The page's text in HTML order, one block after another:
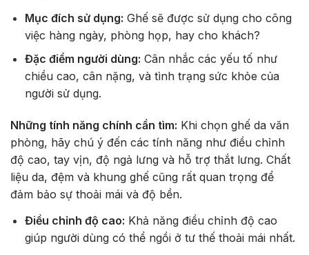
Mục đích sử dụng: Ghế sẽ được sử dụng cho công
việc hàng ngày, phòng họp, hay cho khách?
Đặc điểm người dùng: Cân nhắc các yếu tố như
chiều cao, cân nặng, và tình trạng sức khỏe của
người sử dụng.
Những tính năng chính cần tìm: Khi chọn ghế da văn
phòng, hãy chú ý đến các tính năng như điều chỉnh
độ cao, tay vịn, độ ngả lưng và hỗ trợ thắt lưng. Chất
liệu da, đệm và khung ghế cũng rất quan trọng để
đảm bảo sự thoải mái và độ bền.
Điều chỉnh độ cao: Khả năng điều chỉnh độ cao
giúp người dùng có thể ngồi ở tư thế thoải mái nhất.